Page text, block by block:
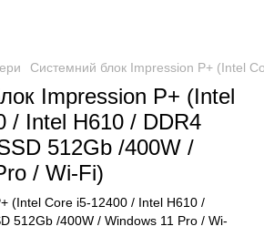
Системний блок Impression P+ (Intel
Impression P+ (Intel
/ Intel H610 / DDR4
512Gb /400W /
/ Wi-Fi)
(Intel Core i5-12400 / Intel H610 /
512Gb /400W / Windows 11 Pro / Wi-